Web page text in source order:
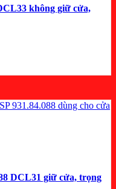
không giữ cửa,
DCL31 giữ cửa, trọng